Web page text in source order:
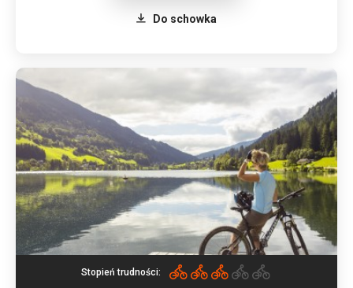
Do schowka
Stopień trudności: